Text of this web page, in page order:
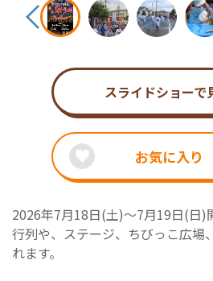
スライドショーで
お気に入り
2026年7月18日(土)～7月19日(日)
行列や、ステージ、ちびっこ広場
れます。